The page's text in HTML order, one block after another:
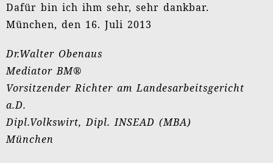
Dafür bin ich ihm sehr, sehr dankbar.
München, den 16. Juli 2013
Dr.Walter Obenaus
Mediator BM®
Vorsitzender Richter am Landesarbeitsgericht
a.D.
Dipl.Volkswirt, Dipl. INSEAD (MBA)
München